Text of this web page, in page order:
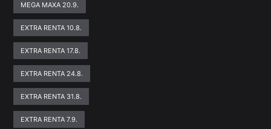
MEGA MAXA 20.9.
EXTRA RENTA 10.8.
EXTRA RENTA 17.8.
EXTRA RENTA 24.8.
EXTRA RENTA 31.8.
EXTRA RENTA 7.9.